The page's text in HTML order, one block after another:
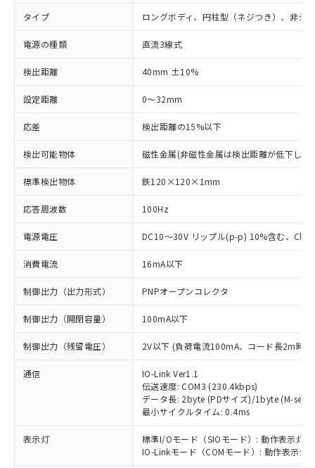
タイプ ロングボディ、円柱型（ネジつき）、非シ
電源の種類 直流3線式
検出距離 40mm ±10%
設定距離 0～32mm
応差 検出距離の15%以下
検出可能物体 磁性金属(非磁性金属は検出距離が低下しま
標準検出物体 鉄120×120×1mm
応答周波数 100Hz
電源電圧 DC10～30V リップル(p-p) 10%含む、
消費電流 16mA以下
制御出力（出力形式） PNPオープンコレクタ
制御出力（開閉容量） 100mA以下
制御出力（残留電圧） 2V以下 (負荷電流100mA、コード長2m時)
通信
IO-Link Ver1.1
伝送速度: COM3 (230.4kbps)
データ長: 2byte (PDサイズ)/1byte (M-
最小サイクルタイム: 0.4ms
表示灯
標準I/Oモード（SIOモード）: 動作表示灯(
IO-Linkモード（COMモード）: 動作表示